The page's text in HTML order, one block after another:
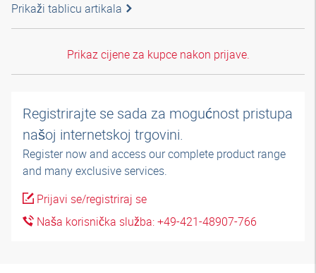
Prikaži tablicu artikala
Prikaz cijene za kupce nakon prijave.
Registrirajte se sada za mogućnost pristupa
našoj internetskoj trgovini.
Register now and access our complete product range
and many exclusive services.
Prijavi se/registriraj se
Naša korisnička služba: +49-421-48907-766